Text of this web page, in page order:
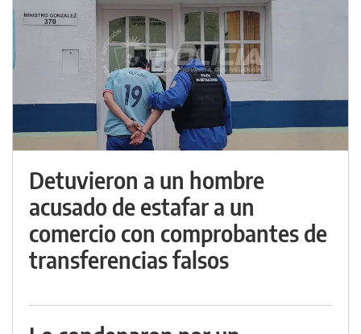
Detuvieron a un hombre
acusado de estafar a un
comercio con comprobantes de
transferencias falsos